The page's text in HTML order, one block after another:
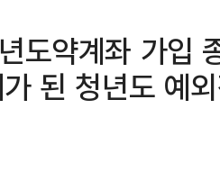
도약계좌 가입
된 청년도 예